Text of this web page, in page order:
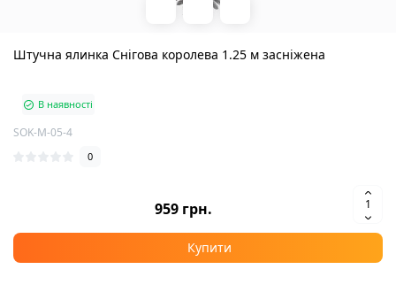
Штучна ялинка Снігова королева 1.25 м засніжена
В наявності
SOK-M-05-4
0
959 грн.
Купити